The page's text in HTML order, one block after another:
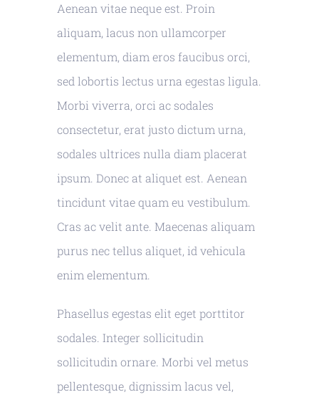
Aenean vitae neque est. Proin
aliquam, lacus non ullamcorper
elementum, diam eros faucibus orci,
sed lobortis lectus urna egestas ligula.
Morbi viverra, orci ac sodales
consectetur, erat justo dictum urna,
sodales ultrices nulla diam placerat
ipsum. Donec at aliquet est. Aenean
tincidunt vitae quam eu vestibulum.
Cras ac velit ante. Maecenas aliquam
purus nec tellus aliquet, id vehicula
enim elementum.
Phasellus egestas elit eget porttitor
sodales. Integer sollicitudin
sollicitudin ornare. Morbi vel metus
pellentesque, dignissim lacus vel,